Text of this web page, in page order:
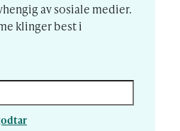
av sosiale medier.
klinger best i